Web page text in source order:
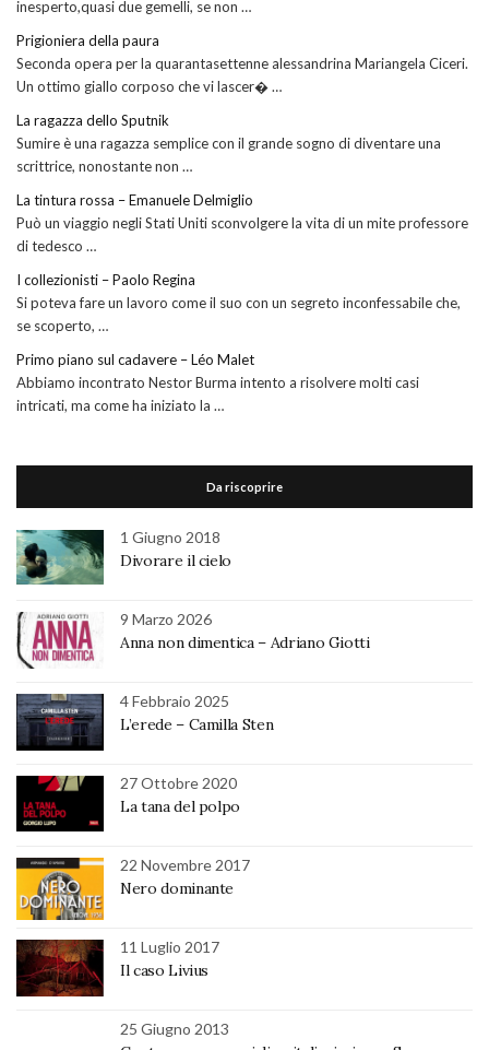
inesperto,quasi due gemelli, se non …
Prigioniera della paura
Seconda opera per la quarantasettenne alessandrina Mariangela Ciceri.
Un ottimo giallo corposo che vi lascer� …
La ragazza dello Sputnik
Sumire è una ragazza semplice con il grande sogno di diventare una
scrittrice, nonostante non …
La tintura rossa – Emanuele Delmiglio
Può un viaggio negli Stati Uniti sconvolgere la vita di un mite professore
di tedesco …
I collezionisti – Paolo Regina
Si poteva fare un lavoro come il suo con un segreto inconfessabile che,
se scoperto, …
Primo piano sul cadavere – Léo Malet
Abbiamo incontrato Nestor Burma intento a risolvere molti casi
intricati, ma come ha iniziato la …
Da riscoprire
1 Giugno 2018
Divorare il cielo
9 Marzo 2026
Anna non dimentica – Adriano Giotti
4 Febbraio 2025
L’erede – Camilla Sten
27 Ottobre 2020
La tana del polpo
22 Novembre 2017
Nero dominante
11 Luglio 2017
Il caso Livius
25 Giugno 2013